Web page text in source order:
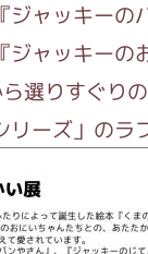
ャッキーの
ジャッキーの
選りすぐり
リーズ」のラ
(クイズ・